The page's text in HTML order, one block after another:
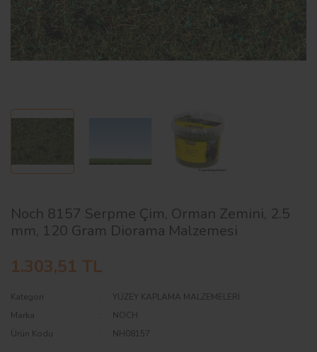
Noch 8157 Serpme Çim, Orman Zemini, 2.5
mm, 120 Gram Diorama Malzemesi
1.303,51 TL
Kategori
YÜZEY KAPLAMA MALZEMELERİ
Marka
NOCH
Ürün Kodu
NH08157
AĞAÇ ve ÇALILAR
YÜZEY KAPLAMA MALZEMELERİ